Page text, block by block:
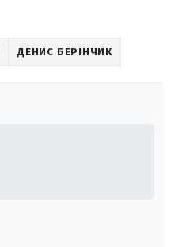
ДЕНИС БЕРІНЧИК